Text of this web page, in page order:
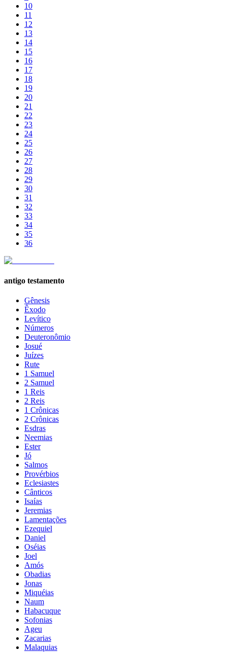
10
11
12
13
14
15
16
17
18
19
20
21
22
23
24
25
26
27
28
29
30
31
32
33
34
35
36
antigo testamento
Gênesis
Êxodo
Levítico
Números
Deuteronômio
Josué
Juízes
Rute
1 Samuel
2 Samuel
1 Reis
2 Reis
1 Crônicas
2 Crônicas
Esdras
Neemias
Ester
Jó
Salmos
Provérbios
Eclesiastes
Cânticos
Isaías
Jeremias
Lamentações
Ezequiel
Daniel
Oséias
Joel
Amós
Obadias
Jonas
Miquéias
Naum
Habacuque
Sofonias
Ageu
Zacarias
Malaquias